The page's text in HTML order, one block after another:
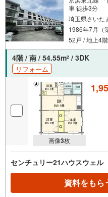
車 徒歩3分
埼玉県さいた
1986年7月（
52戸 / 地上4階
4階 / 南 / 54.55m2 / 3DK
リフォーム
画像3枚
センチュリー21ハウスウェ
資料をもら